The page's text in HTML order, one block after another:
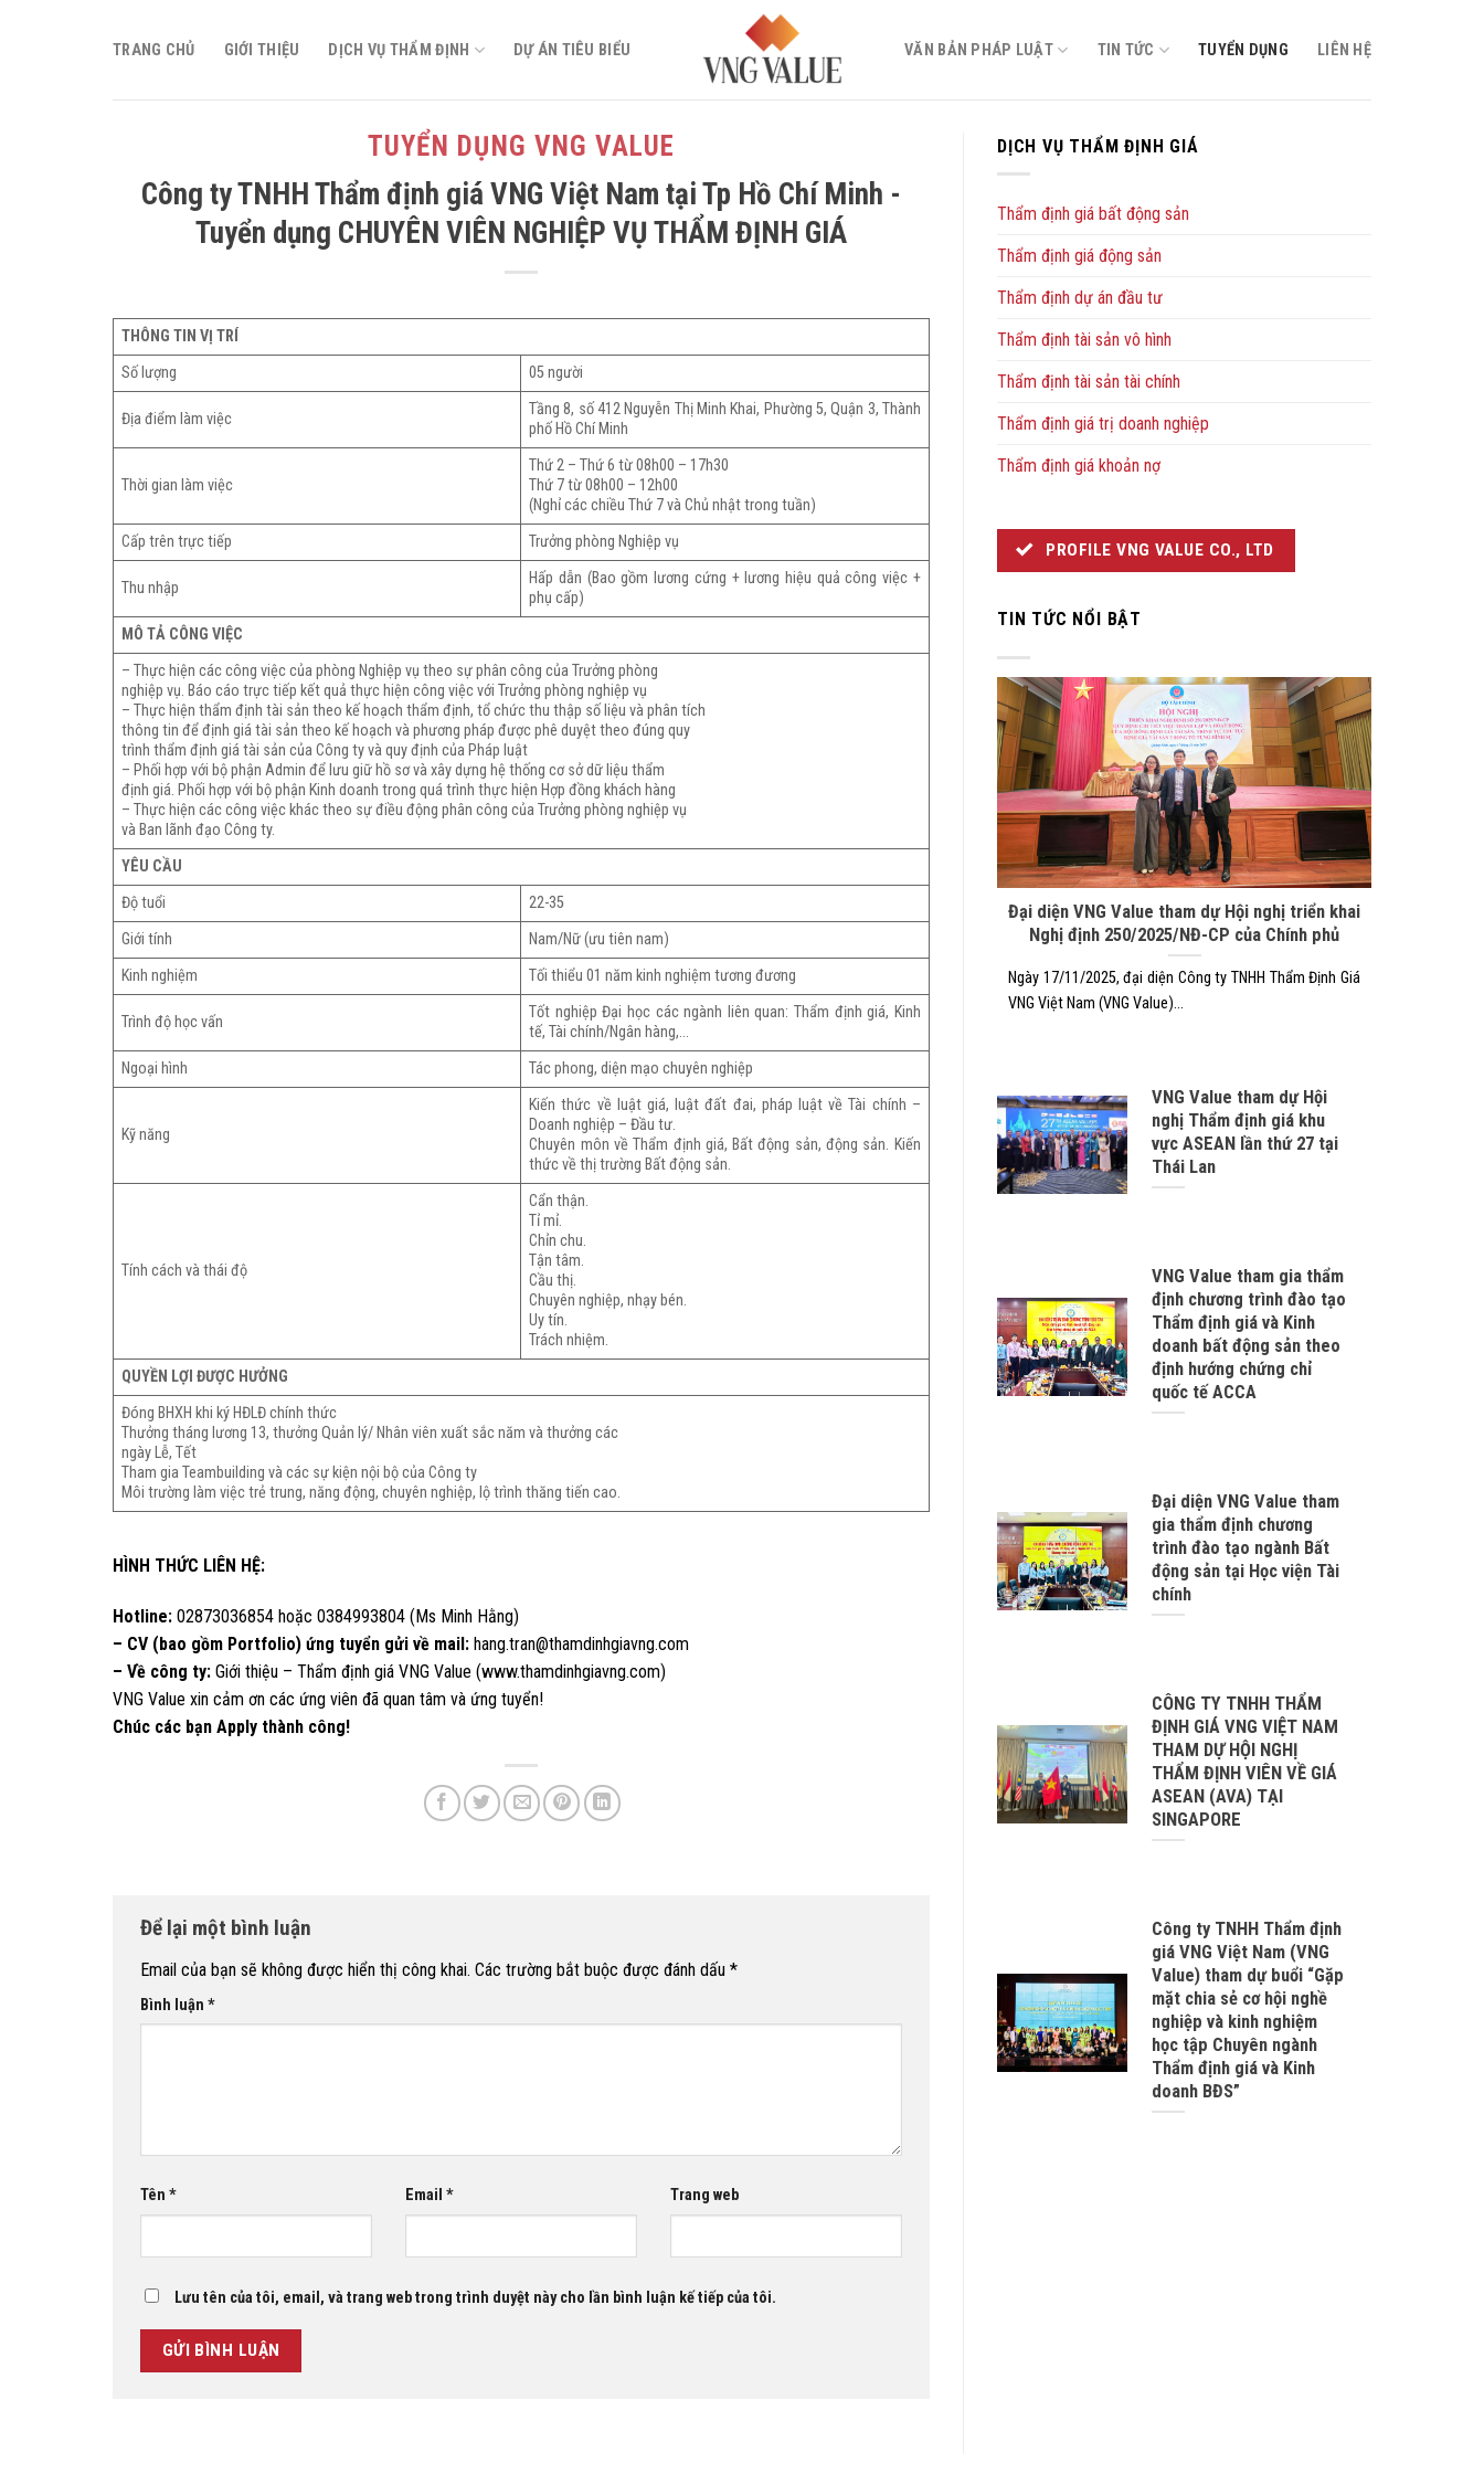
TRANG CHỦ GIỚI THIỆU DỊCH VỤ THẨM ĐỊNH DỰ ÁN TIÊU BIỂU VĂN BẢN PHÁP LUẬT TIN TỨC TUYỂN DỤNG LIÊN HỆ
TUYỂN DỤNG VNG VALUE
Công ty TNHH Thẩm định giá VNG Việt Nam tại Tp Hồ Chí Minh -
Tuyển dụng CHUYÊN VIÊN NGHIỆP VỤ THẨM ĐỊNH GIÁ
THÔNG TIN VỊ TRÍ
Số lượng
05 người
Địa điểm làm việc
Tầng 8, số 412 Nguyễn Thị Minh Khai, Phường 5, Quận 3, Thành
phố Hồ Chí Minh
Thời gian làm việc
Thứ 2 – Thứ 6 từ 08h00 – 17h30
Thứ 7 từ 08h00 – 12h00
(Nghỉ các chiều Thứ 7 và Chủ nhật trong tuần)
Cấp trên trực tiếp
Trưởng phòng Nghiệp vụ
Thu nhập
Hấp dẫn (Bao gồm lương cứng + lương hiệu quả công việc +
phụ cấp)
MÔ TẢ CÔNG VIỆC
– Thực hiện các công việc của phòng Nghiệp vụ theo sự phân công của Trưởng phòng
nghiệp vụ. Báo cáo trực tiếp kết quả thực hiện công việc với Trưởng phòng nghiệp vụ
– Thực hiện thẩm định tài sản theo kế hoạch thẩm định, tổ chức thu thập số liệu và phân tích
thông tin để định giá tài sản theo kế hoạch và phương pháp được phê duyệt theo đúng quy
trình thẩm định giá tài sản của Công ty và quy định của Pháp luật
– Phối hợp với bộ phận Admin để lưu giữ hồ sơ và xây dựng hệ thống cơ sở dữ liệu thẩm
định giá. Phối hợp với bộ phận Kinh doanh trong quá trình thực hiện Hợp đồng khách hàng
– Thực hiện các công việc khác theo sự điều động phân công của Trưởng phòng nghiệp vụ
và Ban lãnh đạo Công ty.
YÊU CẦU
Độ tuổi
22-35
Giới tính
Nam/Nữ (ưu tiên nam)
Kinh nghiệm
Tối thiểu 01 năm kinh nghiệm tương đương
Trình độ học vấn
Tốt nghiệp Đại học các ngành liên quan: Thẩm định giá, Kinh
tế, Tài chính/Ngân hàng,…
Ngoại hình
Tác phong, diện mạo chuyên nghiệp
Kỹ năng
Kiến thức về luật giá, luật đất đai, pháp luật về Tài chính –
Doanh nghiệp – Đầu tư.
Chuyên môn về Thẩm định giá, Bất động sản, động sản. Kiến
thức về thị trường Bất động sản.
Tính cách và thái độ
Cẩn thận.
Tỉ mỉ.
Chỉn chu.
Tận tâm.
Cầu thị.
Chuyên nghiệp, nhạy bén.
Uy tín.
Trách nhiệm.
QUYỀN LỢI ĐƯỢC HƯỞNG
Đóng BHXH khi ký HĐLĐ chính thức
Thưởng tháng lương 13, thưởng Quản lý/ Nhân viên xuất sắc năm và thưởng các
ngày Lễ, Tết
Tham gia Teambuilding và các sự kiện nội bộ của Công ty
Môi trường làm việc trẻ trung, năng động, chuyên nghiệp, lộ trình thăng tiến cao.
HÌNH THỨC LIÊN HỆ:
Hotline: 02873036854 hoặc 0384993804 (Ms Minh Hằng)
– CV (bao gồm Portfolio) ứng tuyển gửi về mail: hang.tran@thamdinhgiavng.com
– Về công ty: Giới thiệu – Thẩm định giá VNG Value (www.thamdinhgiavng.com)
VNG Value xin cảm ơn các ứng viên đã quan tâm và ứng tuyển!
Chúc các bạn Apply thành công!
Để lại một bình luận
Email của bạn sẽ không được hiển thị công khai. Các trường bắt buộc được đánh dấu *
Bình luận *
Tên * Email * Trang web
Lưu tên của tôi, email, và trang web trong trình duyệt này cho lần bình luận kế tiếp của tôi.
DỊCH VỤ THẨM ĐỊNH GIÁ
Thẩm định giá bất động sản
Thẩm định giá động sản
Thẩm định dự án đầu tư
Thẩm định tài sản vô hình
Thẩm định tài sản tài chính
Thẩm định giá trị doanh nghiệp
Thẩm định giá khoản nợ
PROFILE VNG VALUE CO., LTD
TIN TỨC NỔI BẬT
Đại diện VNG Value tham dự Hội nghị triển khai
Nghị định 250/2025/NĐ-CP của Chính phủ
Ngày 17/11/2025, đại diện Công ty TNHH Thẩm Định Giá
VNG Việt Nam (VNG Value)...
VNG Value tham dự Hội
nghị Thẩm định giá khu
vực ASEAN lần thứ 27 tại
Thái Lan
VNG Value tham gia thẩm
định chương trình đào tạo
Thẩm định giá và Kinh
doanh bất động sản theo
định hướng chứng chỉ
quốc tế ACCA
Đại diện VNG Value tham
gia thẩm định chương
trình đào tạo ngành Bất
động sản tại Học viện Tài
chính
CÔNG TY TNHH THẨM
ĐỊNH GIÁ VNG VIỆT NAM
THAM DỰ HỘI NGHỊ
THẨM ĐỊNH VIÊN VỀ GIÁ
ASEAN (AVA) TẠI
SINGAPORE
Công ty TNHH Thẩm định
giá VNG Việt Nam (VNG
Value) tham dự buổi “Gặp
mặt chia sẻ cơ hội nghề
nghiệp và kinh nghiệm
học tập Chuyên ngành
Thẩm định giá và Kinh
doanh BĐS”